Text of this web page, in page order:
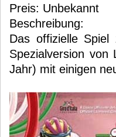
Preis: Unbekannt
Beschreibung:
Das offizielle
Spezialversion von
Jahr) mit einigen